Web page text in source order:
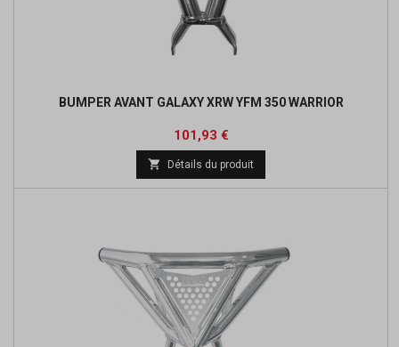
BUMPER AVANT GALAXY XRW YFM 350 WARRIOR
Prix
101,93 €Prix
de
base
 Détails du produit